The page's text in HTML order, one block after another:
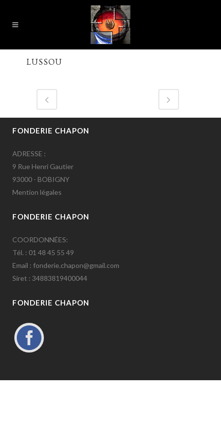
LUSSOU
FONDERIE CHAPON
ADRESSE :
9 Rue Henri Gautier
93000 - BOBIGNY
Mention légales
FONDERIE CHAPON
COORDONNÉES:
Tél. : 01 48 45 55 49
Email : fonderie.chapon@gmail.com
Siret : 34883819400044
FONDERIE CHAPON